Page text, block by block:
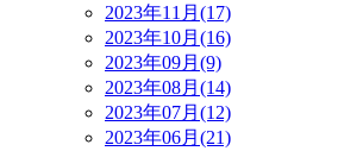
2023年11月(17)
2023年10月(16)
2023年09月(9)
2023年08月(14)
2023年07月(12)
2023年06月(21)